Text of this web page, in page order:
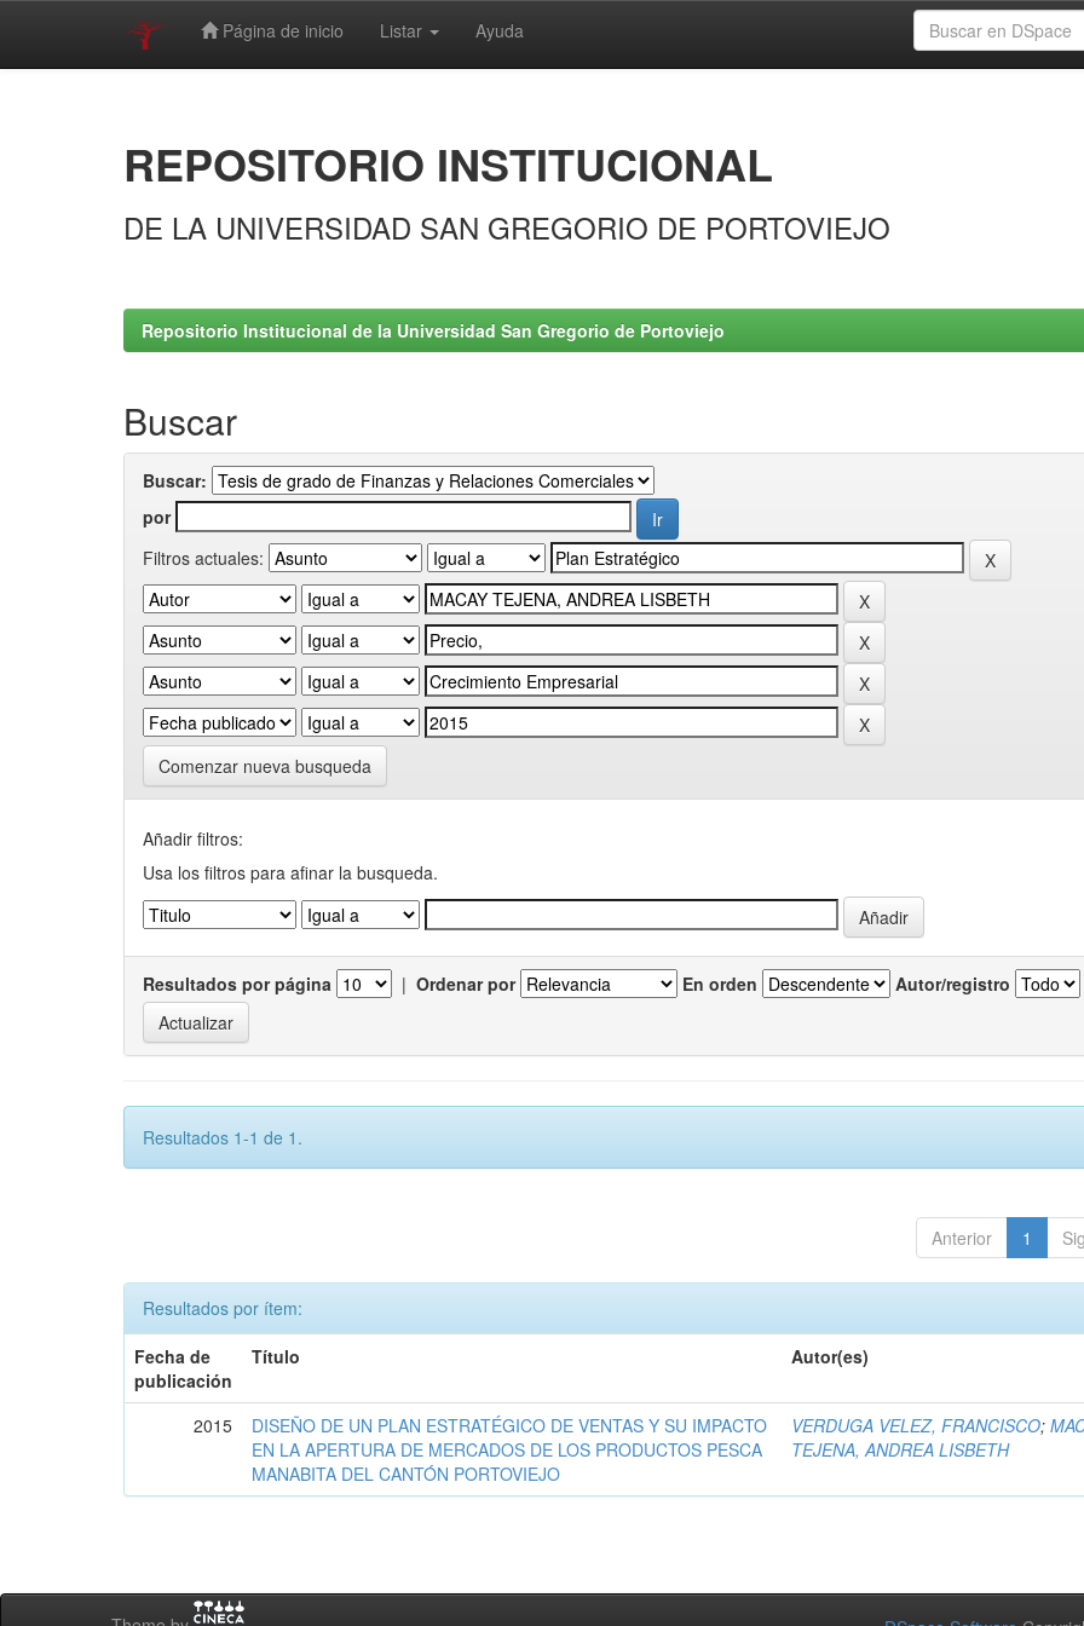
Página de inicio Listar Ayuda
REPOSITORIO INSTITUCIONAL
DE LA UNIVERSIDAD SAN GREGORIO DE PORTOVIEJO
Repositorio Institucional de la Universidad San Gregorio de Portoviejo
Buscar
Buscar:
por
Filtros actuales:
Comenzar nueva busqueda
Añadir filtros:
Usa los filtros para afinar la busqueda.
Resultados por página | Ordenar por En orden Autor/registro
Resultados 1-1 de 1.
Anterior 1
Resultados por ítem:
Fecha de
publicación
Título Autor(es)
2015
DISEÑO DE UN PLAN ESTRATÉGICO DE VENTAS Y SU IMPACTO
EN LA APERTURA DE MERCADOS DE LOS PRODUCTOS PESCA
MANABITA DEL CANTÓN PORTOVIEJO
VERDUGA VELEZ, FRANCISCO;
TEJENA, ANDREA LISBETH